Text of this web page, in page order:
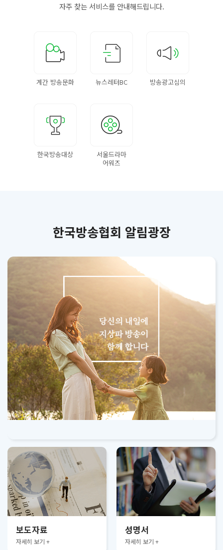
자주 찾는 서비스를안내해드립니다.
계간 방송문화 뉴스레터BC 방송광고심의
한국방송대상
서울드라마
어워즈
한국방송협회 알림광장
보도자료
자세히 보기 +
성명서
자세히 보기 +